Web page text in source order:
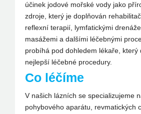
účinek jodové mořské vody jako
zdroje, který je doplňován
reflexní terapií, lymfatickými
masážemi a dalšími léčebnými
probíhá pod dohledem lékaře, který
nejlepší léčebné procedury.
Co léčíme
V našich lázních se specializujeme
pohybového aparátu, revmatických